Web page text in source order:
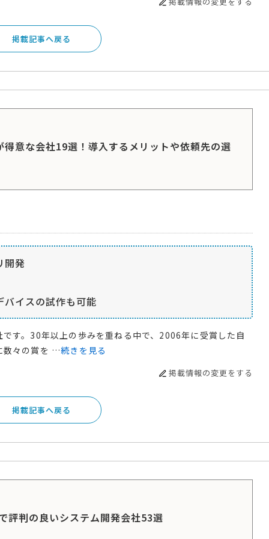
掲載記事へ戻る
意な会社19選！導入するメリットや依頼先の選
開発
イスの試作も可能
す。30年以上の歩みを重ねる中で、2006年に受賞した自
数々の賞を …続きを見る
掲載情報の変更をする
掲載記事へ戻る
評判の良いシステム開発会社53選